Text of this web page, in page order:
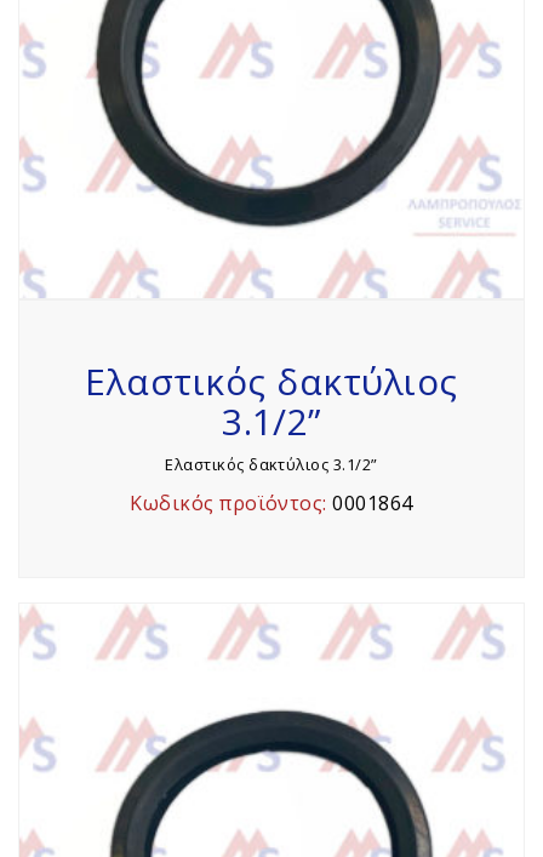
Ελαστικός δακτύλιος
3.1/2”
Ελαστικός δακτύλιος 3.1/2”
Κωδικός προϊόντος:0001864